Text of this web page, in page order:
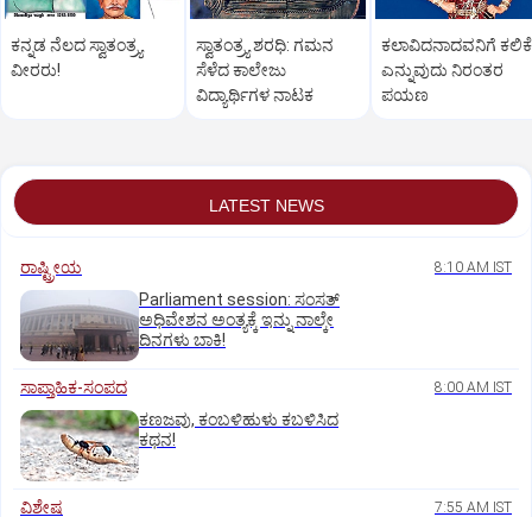
ಕನ್ನಡ ನೆಲದ ಸ್ವಾತಂತ್ರ್ಯ
ವೀರರು!
ಸ್ವಾತಂತ್ರ್ಯ ಶರಧಿ: ಗಮನ
ಸೆಳೆದ ಕಾಲೇಜು
ವಿದ್ಯಾರ್ಥಿಗಳ ನಾಟಕ
ಕಲಾವಿದನಾದವನಿಗೆ ಕಲಿಕೆ
ಎನ್ನುವುದು ನಿರಂತರ
ಪಯಣ
LATEST NEWS
ರಾಷ್ಟ್ರೀಯ 8:10 AM IST
Parliament session: ಸಂಸತ್‌
ಅಧಿವೇಶನ ಅಂತ್ಯಕ್ಕೆ ಇನ್ನು ನಾಲ್ಕೇ
ದಿನಗಳು ಬಾಕಿ!
ಸಾಪ್ತಾಹಿಕ-ಸಂಪದ 8:00 AM IST
ಕಣಜವು, ಕಂಬಳಿಹುಳು ಕಬಳಿಸಿದ
ಕಥನ!
ವಿಶೇಷ 7:55 AM IST